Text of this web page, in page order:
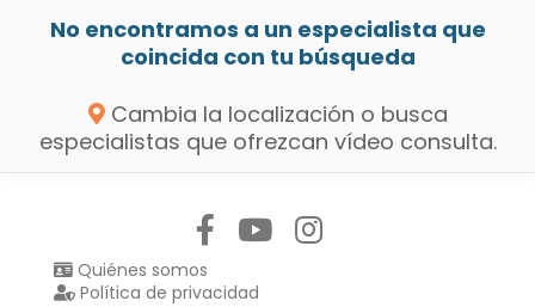
No encontramos a un especialista que
coincida con tu búsqueda
Cambia la localización o busca
especialistas que ofrezcan vídeo consulta.
Quiénes somos
Política de privacidad